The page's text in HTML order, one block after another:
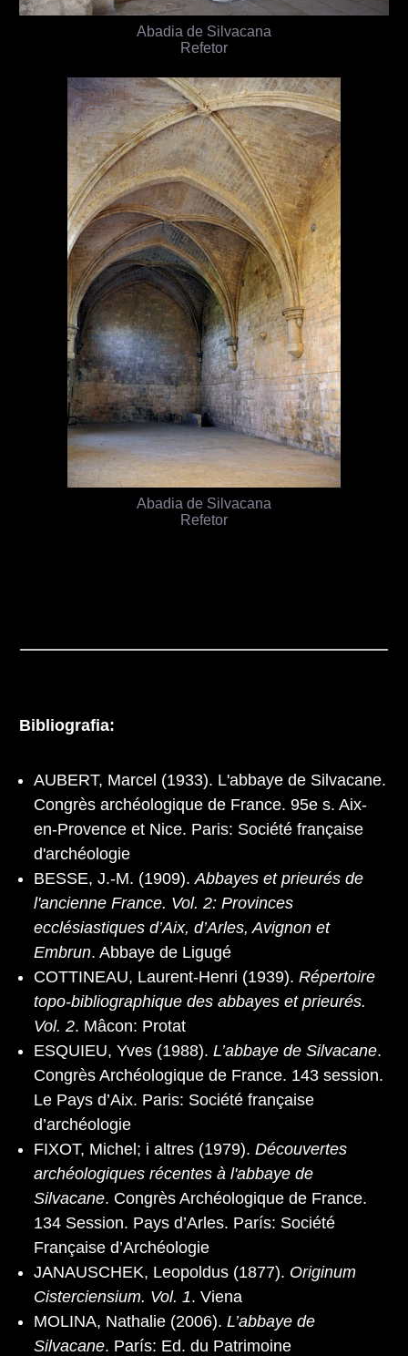
Abadia de Silvacana
Refetor
Abadia de Silvacana
Refetor
Bibliografia:
AUBERT, Marcel (1933). L'abbaye de Silvacane.
Congrès archéologique de France. 95e s. Aix-
en-Provence et Nice. Paris: Société française
d'archéologie
BESSE, J.-M. (1909). Abbayes et prieurés de
l'ancienne France. Vol. 2: Provinces
ecclésiastiques d’Aix, d’Arles, Avignon et
Embrun. Abbaye de Ligugé
COTTINEAU, Laurent-Henri (1939). Répertoire
topo-bibliographique des abbayes et prieurés.
Vol. 2. Mâcon: Protat
ESQUIEU, Yves (1988). L’abbaye de Silvacane.
Congrès Archéologique de France. 143 session.
Le Pays d’Aix. Paris: Société française
d’archéologie
FIXOT, Michel; i altres (1979). Découvertes
archéologiques récentes à l'abbaye de
Silvacane. Congrès Archéologique de France.
134 Session. Pays d’Arles. París: Société
Française d’Archéologie
JANAUSCHEK, Leopoldus (1877). Originum
Cisterciensium. Vol. 1. Viena
MOLINA, Nathalie (2006). L’abbaye de
Silvacane. París: Ed. du Patrimoine